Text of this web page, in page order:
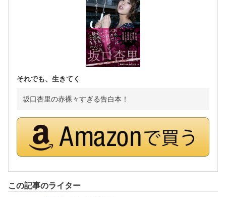
それでも、生きてく
坂口杏里の赤裸々すぎる告白本！
この記事のライター